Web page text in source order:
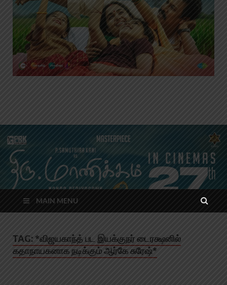
MAIN MENU
TAG: *விஜயகாந்த் பட இயக்குநர் டைரக்ஷனில்
கதாநாயகனாக நடிக்கும் ஆர்கே சுரேஷ்*